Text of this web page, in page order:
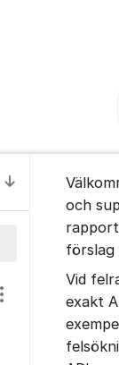
Till senaste
Visa/dölj
och
förslag
Vid
exakt